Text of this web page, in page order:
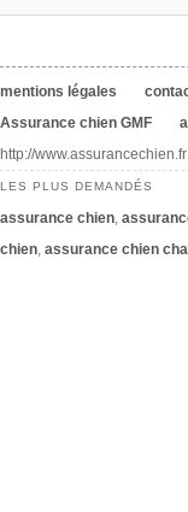
mentions légales
Assurance chien GMF
http://www.assurancechien.fr
LES PLUS DEMANDÉS
assurance chien,
chien, assurance chien